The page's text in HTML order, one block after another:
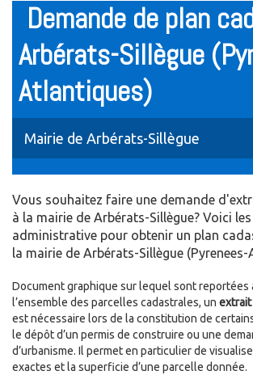
Demande de plan
Arbérats-Sillègue
Atlantiques)
Mairie de Arbérats-Sillègue
Vous souhaitez faire une demande
à la mairie de Arbérats-Sillègue? Voici
administrative pour obtenir un plan
la mairie de Arbérats-Sillègue
Document graphique sur lequel sont reportées
l’ensemble des parcelles cadastrales, un extrait
est nécessaire lors de la constitution de
le dépôt d’un permis de construire ou une
d’urbanisme. Il permet en particulier de
exactes et la superficie d’une parcelle donnée.